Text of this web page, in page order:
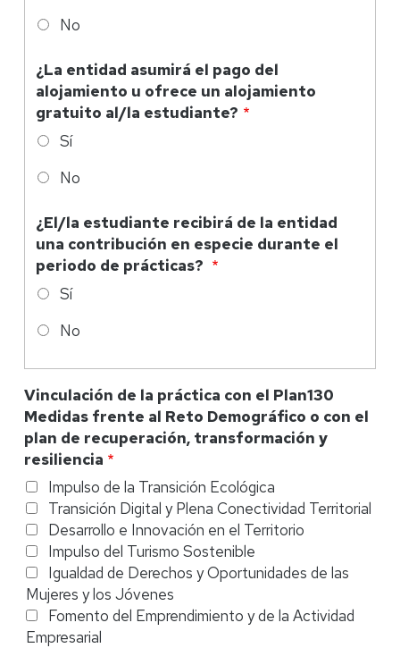
No
¿La entidad asumirá el pago del
alojamiento u ofrece un alojamiento
gratuito al/la estudiante?
Sí
No
¿El/la estudiante recibirá de la entidad
una contribución en especie durante el
periodo de prácticas?
Sí
No
Vinculación de la práctica con el Plan130
Medidas frente al Reto Demográfico o con el
plan de recuperación, transformación y
resiliencia
Impulso de la Transición Ecológica
Transición Digital y Plena Conectividad Territorial
Desarrollo e Innovación en el Territorio
Impulso del Turismo Sostenible
Igualdad de Derechos y Oportunidades de las
Mujeres y los Jóvenes
Fomento del Emprendimiento y de la Actividad
Empresarial